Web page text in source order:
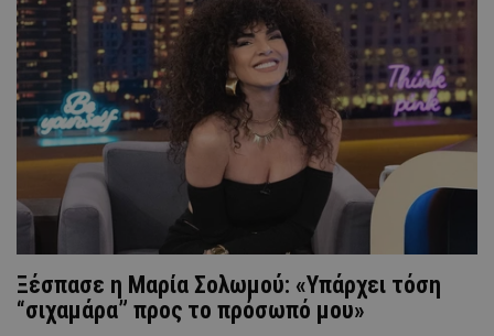
Ξέσπασε η Μαρία Σολωμού: «Υπάρχει τόση
“σιχαμάρα” προς το πρόσωπό μου»